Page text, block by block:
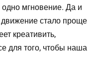
одно мгновение. Да и
стало проще
креативить,
для того, чтобы наша